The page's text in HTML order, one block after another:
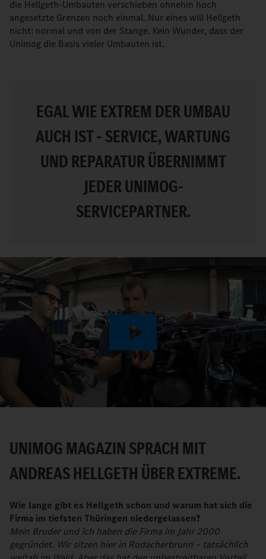
die Hellgeth-Umbauten verschieben ohnehin hoch
angesetzte Grenzen noch einmal. Nur eines will Hellgeth
nicht: normal und von der Stange. Kein Wunder, dass der
Unimog die Basis vieler Umbauten ist.
EGAL WIE EXTREM DER UMBAU
AUCH IST – SERVICE, WARTUNG
UND REPARATUR ÜBERNIMMT
JEDER UNIMOG-
SERVICEPARTNER.
Play
Video
UNIMOG MAGAZIN SPRACH MIT
ANDREAS HELLGETH ÜBER EXTREME.
Wie lange gibt es Hellgeth schon und warum hat sich die
Firma im tiefsten Thüringen niedergelassen?
Mein Bruder und ich haben die Firma im Jahr 2000
gegründet. Wir sitzen hier in Rodacherbrunn – tatsächlich